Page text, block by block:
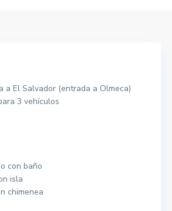
a El Salvador (entrada a Olmeca)
3 vehículos
con baño
isla
chimenea